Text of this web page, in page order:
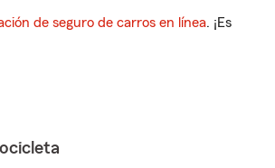
de seguro de carros en línea. ¡Es